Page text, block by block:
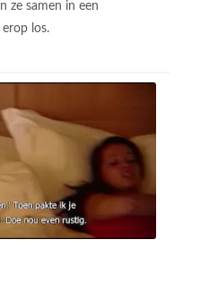
ze samen in een
erop los.